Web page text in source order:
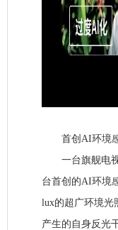
首创AI环境感
一台旗舰电视
台首创的AI环境
lux的超广环境光
产生的自身反光